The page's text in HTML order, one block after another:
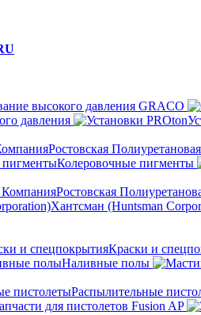
высокого давления GRACO
давления
Ростовская
Колеровочные пигменты
Ростовская
Хантсман (Huntsman
Краски и
Наливные полы
Распылительные
для пистолетов Fusion AP